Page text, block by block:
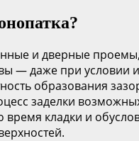
и дверные
— даже при условии
образования
заделки
время кладки и